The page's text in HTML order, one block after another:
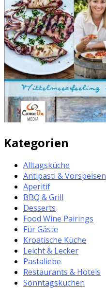
Kategorien
Alltagsküche
Antipasti & Vorspeisen
Aperitif
BBQ & Grill
Desserts
Food Wine Pairings
Für Gäste
Kroatische Küche
Leicht & Lecker
Pastaliebe
Restaurants & Hotels
Sonntagskuchen